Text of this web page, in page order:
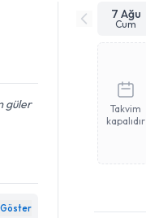
güler
7 Ağu
Cum
Takvim
kapalıdır